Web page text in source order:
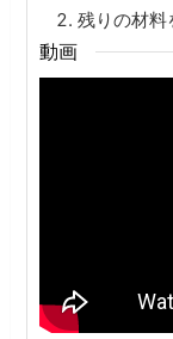
残りの材料
動画